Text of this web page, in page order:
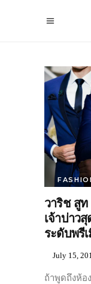
วาริช สูท
เจ้าบ่าว
ระดับพรี
July 15,
ถ้าพูดถึงห้อ